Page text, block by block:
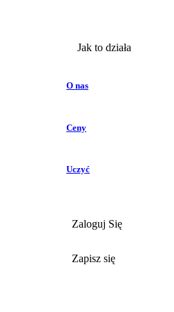
Jak to działa
O nas
Ceny
Uczyć
Zaloguj Się
Zapisz się